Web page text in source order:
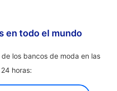
en todo el mundo
los bancos de moda en las
horas: